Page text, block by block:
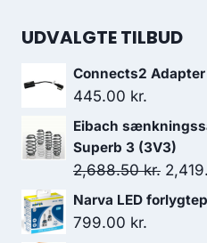
UDVALGTE TILBUD
Connects2 Adapter
445.00 kr.
Eibach
Superb 3 (3V3)
2,688.50kr. Den
Narva LED
799.00 kr.